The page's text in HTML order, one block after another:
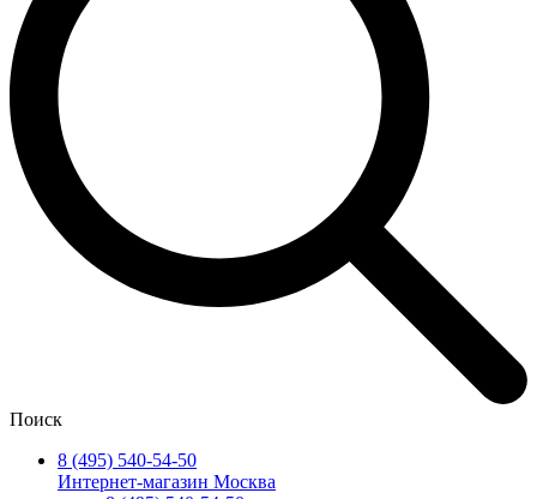
Поиск
8 (495) 540-54-50
Интернет-магазин Москва